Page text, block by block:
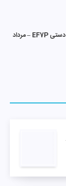
اعلام شرایط فروش فوری دنا پلاس دستی EF7P – مرداد